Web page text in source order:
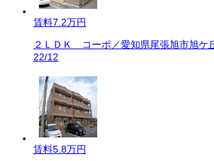
賃料7.2万円
２ＬＤＫ コーポ／愛知県尾張旭市旭ケ
22/12
賃料5.8万円